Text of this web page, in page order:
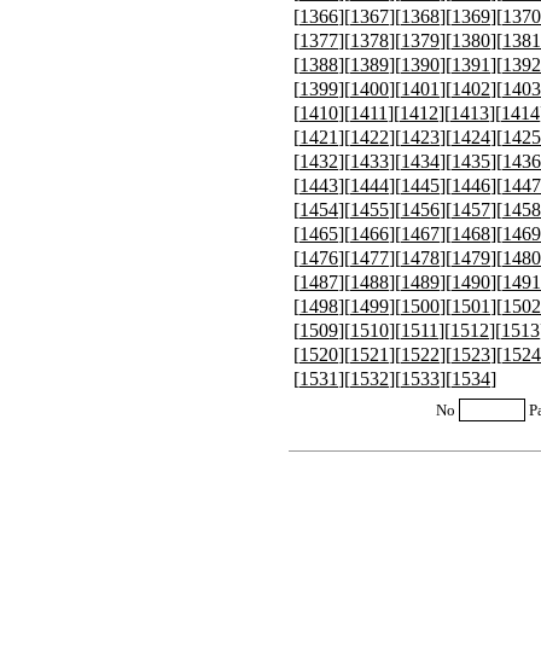
[1366][1367][1368][1369][1370
[1377][1378][1379][1380][1381
[1388][1389][1390][1391][1392
[1399][1400][1401][1402][1403
[1410][1411][1412][1413][1414
[1421][1422][1423][1424][1425
[1432][1433][1434][1435][1436
[1443][1444][1445][1446][1447
[1454][1455][1456][1457][1458
[1465][1466][1467][1468][1469
[1476][1477][1478][1479][1480
[1487][1488][1489][1490][1491
[1498][1499][1500][1501][1502
[1509][1510][1511][1512][1513
[1520][1521][1522][1523][1524
[1531][1532][1533][1534]
No